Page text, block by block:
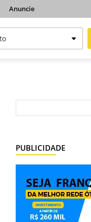
Anuncie
PUBLICIDADE